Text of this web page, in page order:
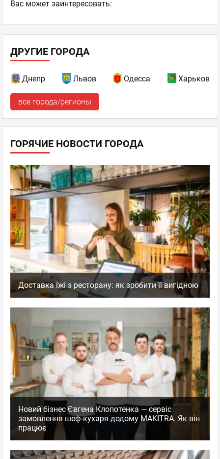
Ваc может заинтересовать:
ДРУГИЕ ГОРОДА
Днепр Львов Одесса Харьков
все города/регионы
ГОРЯЧИЕ НОВОСТИ ГОРОДА
Доставка їжі з ресторану: як зробити її вигідною
Новий бізнес Євгена Клопотенка — сервіс
замовлення шеф-кухаря додому MAKITRA. Як він
працює